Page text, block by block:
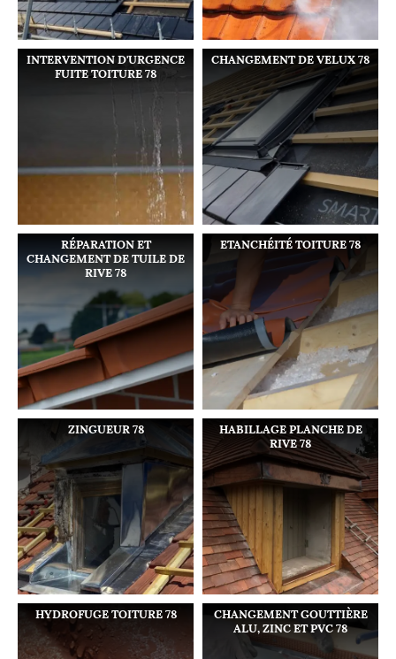
INTERVENTION D'URGENCE
FUITE TOITURE 78
CHANGEMENT DE VELUX 78
RÉPARATION ET
CHANGEMENT DE TUILE DE
RIVE 78
ETANCHÉITÉ TOITURE 78
ZINGUEUR 78
HABILLAGE PLANCHE DE
RIVE 78
HYDROFUGE TOITURE 78
CHANGEMENT GOUTTIÈRE
ALU, ZINC ET PVC 78